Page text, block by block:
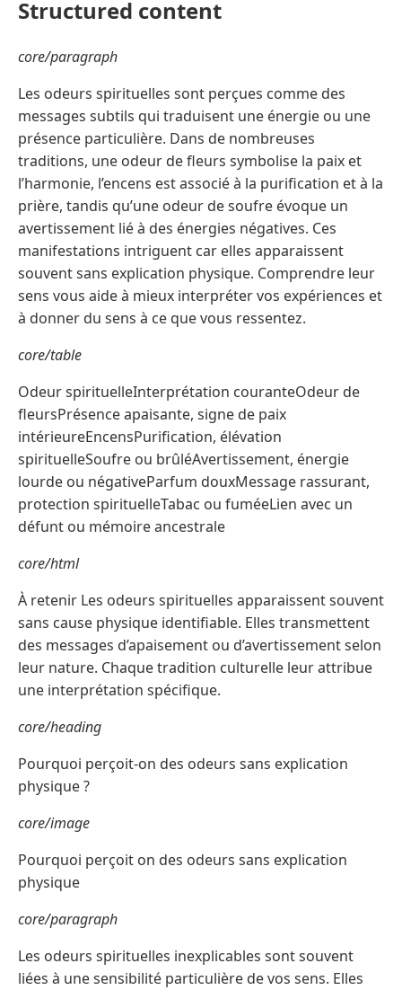
Structured content
core/paragraph
Les odeurs spirituelles sont perçues comme des
messages subtils qui traduisent une énergie ou une
présence particulière. Dans de nombreuses
traditions, une odeur de fleurs symbolise la paix et
l’harmonie, l’encens est associé à la purification et à la
prière, tandis qu’une odeur de soufre évoque un
avertissement lié à des énergies négatives. Ces
manifestations intriguent car elles apparaissent
souvent sans explication physique. Comprendre leur
sens vous aide à mieux interpréter vos expériences et
à donner du sens à ce que vous ressentez.
core/table
Odeur spirituelleInterprétation couranteOdeur de
fleursPrésence apaisante, signe de paix
intérieureEncensPurification, élévation
spirituelleSoufre ou brûléAvertissement, énergie
lourde ou négativeParfum douxMessage rassurant,
protection spirituelleTabac ou fuméeLien avec un
défunt ou mémoire ancestrale
core/html
À retenir Les odeurs spirituelles apparaissent souvent
sans cause physique identifiable. Elles transmettent
des messages d’apaisement ou d’avertissement selon
leur nature. Chaque tradition culturelle leur attribue
une interprétation spécifique.
core/heading
Pourquoi perçoit-on des odeurs sans explication
physique ?
core/image
Pourquoi perçoit on des odeurs sans explication
physique
core/paragraph
Les odeurs spirituelles inexplicables sont souvent
liées à une sensibilité particulière de vos sens. Elles